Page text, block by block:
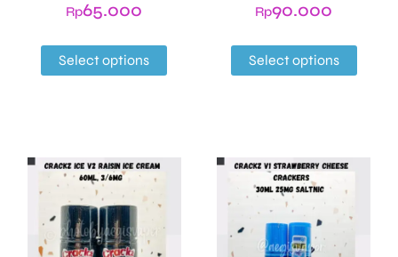
Rp65.000
Select options
Rp90.000
Select options